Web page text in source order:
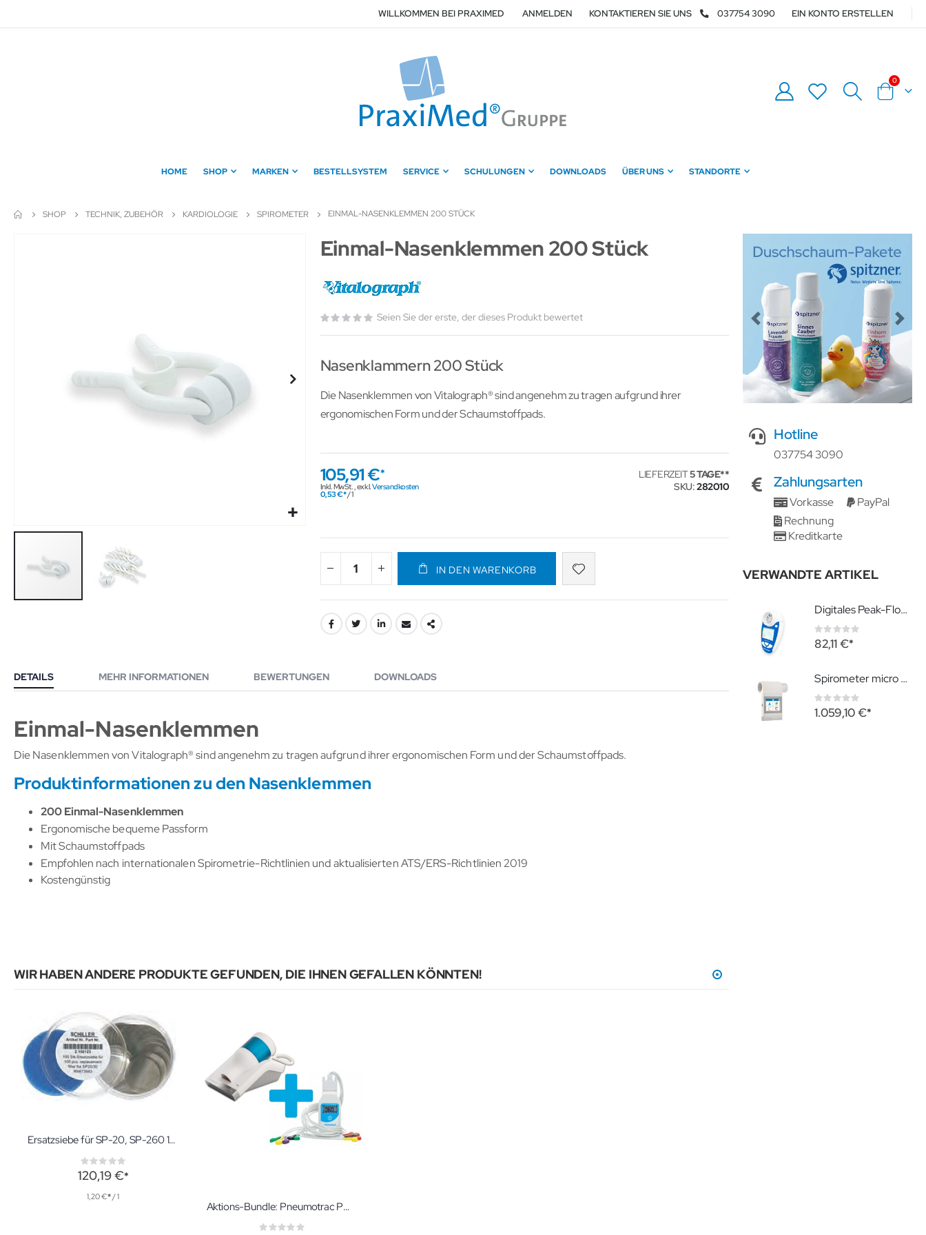
zum
WILLKOMMEN BEI PRAXIMED ANMELDEN KONTAKTIEREN SIE UNS 037754 3090 EIN KONTO ERSTELLEN
Warenkorb
0Artikel
HOME SHOP MARKEN BESTELLSYSTEM SERVICE SCHULUNGEN DOWNLOADS ÜBER UNS STANDORTE
SHOP TECHNIK, ZUBEHÖR KARDIOLOGIE SPIROMETER EINMAL-NASENKLEMMEN 200 STÜCK
Zum
Anfang
Bildergalerie
springen
Einmal-Nasenklemmen 200 Stück
Seien Sie der erste, der dieses Produkt bewertet
Nasenklammern 200 Stück
Die Nasenklemmen von Vitalograph® sind angenehm zu tragen aufgrund ihrer
ergonomischen Form und der Schaumstoffpads.
105,91 €
Inkl. MwSt.,exkl.Versandkosten
0,53 € / 1
LIEFERZEIT5 TAGE
SKU 282010
IN DEN WARENKORB
DETAILS
Einmal-Nasenklemmen
Die Nasenklemmen von Vitalograph® sind angenehm zu tragen aufgrund ihrer ergonomischen Form und der Schaumstoffpads.
Produktinformationen zu den Nasenklemmen
200 Einmal-Nasenklemmen
Ergonomische bequeme Passform
Mit Schaumstoffpads
Empfohlen nach internationalen Spirometrie-Richtlinien und aktualisierten ATS/ERS-Richtlinien 2019
Kostengünstig
MEHR INFORMATIONEN BEWERTUNGEN DOWNLOADS
WIR HABEN ANDERE PRODUKTE GEFUNDEN, DIE IHNEN GEFALLEN KÖNNTEN!
Ersatzsiebe für SP-20, SP-260 100 Stück
Rating:
0%
120,19 €
1,20 € / 1
Aktions-Bundle: Pneumotrac PC-Spirometer & BT12 EKG
Rating:
Previous Next
Hotline
037754 3090
Zahlungsarten
Vorkasse
PayPal
Rechnung
Kreditkarte
VERWANDTE ARTIKEL
Digitales Peak-Flow-Meter asma-1
Rating:
0%
82,11 €
Spirometer micro mit PDF-Berichtssoftware
Rating:
0%
1.059,10 €